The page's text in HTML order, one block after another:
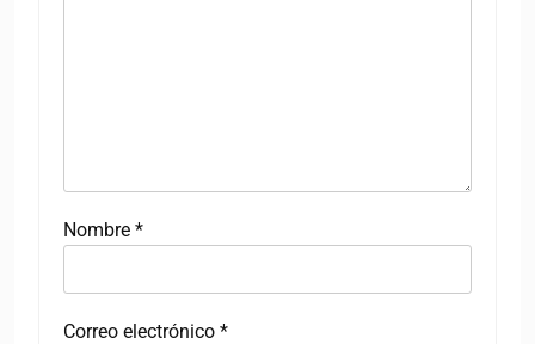
Nombre *
Correo electrónico *